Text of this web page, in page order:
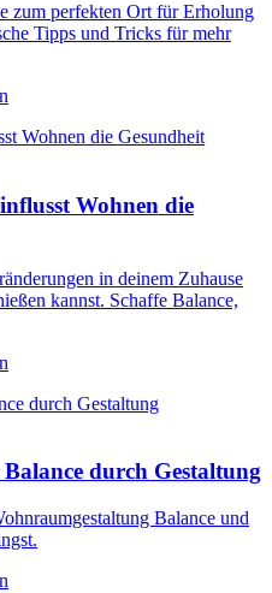
zum perfekten Ort für Erholung
Tipps und Tricks für mehr
Wohnen die
in deinem Zuhause
kannst. Schaffe Balance,
durch Gestaltung
Balance und